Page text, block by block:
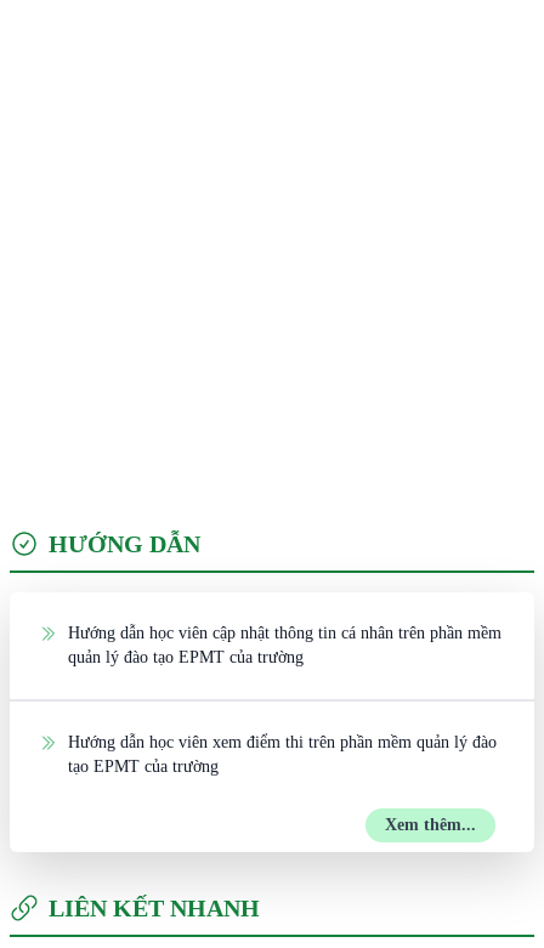
HƯỚNG DẪN
Hướng dẫn học viên cập nhật thông tin cá nhân trên phần mềm
quản lý đào tạo EPMT của trường
Hướng dẫn học viên xem điểm thi trên phần mềm quản lý đào
tạo EPMT của trường
Xem thêm...
LIÊN KẾT NHANH